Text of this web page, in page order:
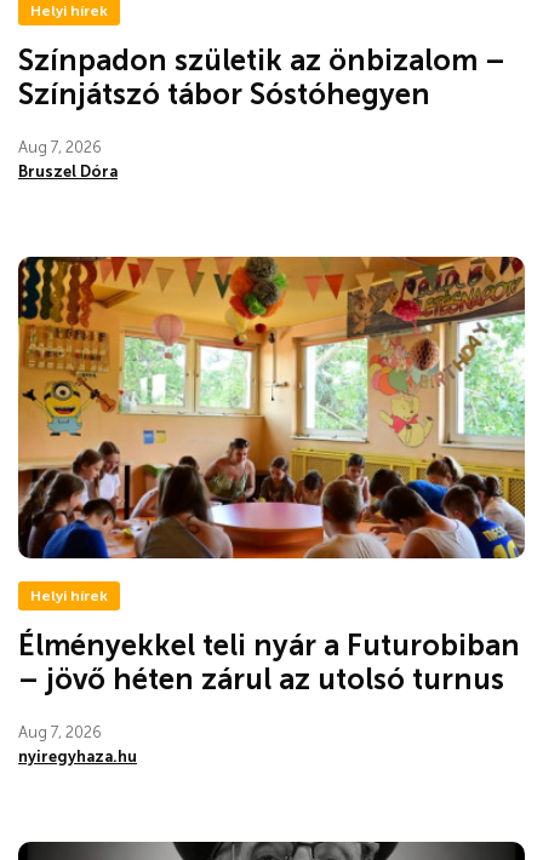
Helyi hírek
Színpadon születik az önbizalom –
Színjátszó tábor Sóstóhegyen
Aug 7, 2026
Bruszel Dóra
Helyi hírek
Élményekkel teli nyár a Futurobiban
– jövő héten zárul az utolsó turnus
Aug 7, 2026
nyiregyhaza.hu